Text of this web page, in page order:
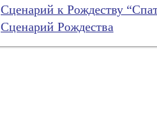
Сценарий к Рождеству
Сценарий Рождества